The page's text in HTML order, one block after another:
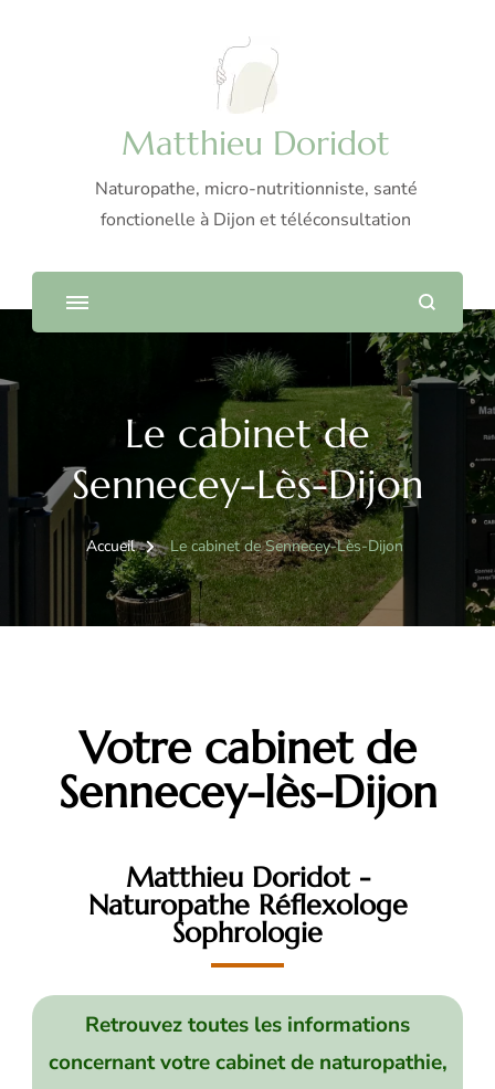
Matthieu Doridot
Naturopathe, micro-nutritionniste, santé
fonctionelle à Dijon et téléconsultation
Le cabinet de
Sennecey-Lès-Dijon
Accueil Le cabinet de Sennecey-Lès-Dijon
Votre cabinet de
Sennecey-lès-Dijon
Matthieu Doridot -
Naturopathe Réflexologe
Sophrologie
Retrouvez toutes les informations
concernant votre cabinet de naturopathie,